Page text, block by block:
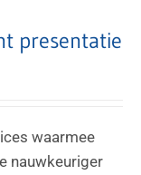
presentatie
waarmee
nauwkeuriger